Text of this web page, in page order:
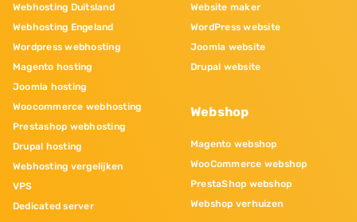
Webhosting Duitsland
Webhosting Engeland
Wordpress webhosting
Magento hosting
Joomla hosting
Woocommerce webhosting
Prestashop webhosting
Drupal hosting
Webhosting vergelijken
VPS
Dedicated server
Website maker
WordPress website
Joomla website
Drupal website
Webshop
Magento webshop
WooCommerce webshop
PrestaShop webshop
Webshop verhuizen